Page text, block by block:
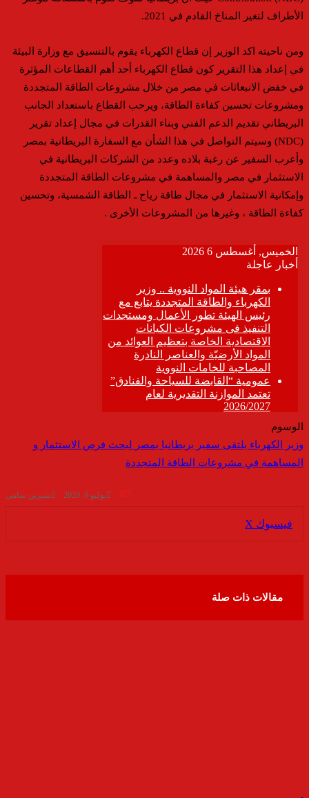
الأطراف لتغير المناخ القادم في 2021.
ومن ناحيته اكد الوزير إن قطاع الكهرباء يقوم بالتنسيق مع وزارة البيئة
في إعداد هذا التقرير كون قطاع الكهرباء أحد أهم القطاعات المؤثرة
في خفض الانبعاثات في مصر من خلال مشروعات الطاقة المتجددة
ومشروعات تحسين كفاءة الطاقة، ويرحب القطاع باستعداد الجانب
البريطاني تقديم الدعم الفني وبناء القدرات في مجال إعداد تقرير
(NDC) وسيتم التواصل في هذا الشأن مع السفارة البريطانية بمصر
وأعرب السفير عن رغبة بلاده وعدد من الشركات البريطانية في
الاستثمار في مصر والمساهمة في مشروعات الطاقة المتجددة
وإمكانية الاستثمار في مجال طاقة رياح ـ الطاقة الشمسية، وتحسين
كفاءة الطاقة ، وغيرها من المشروعات الأخرى .
الوسوم
وزير الكهرباء يلتقى سفير بريطانيا بمصر لبحث فرص الاستثمار و
المساهمة في مشروعات الطاقة المتجددة
شيرين سامى يوليو 8, 2020 323
فيسبوك ‫X
مقالات ذات صلة